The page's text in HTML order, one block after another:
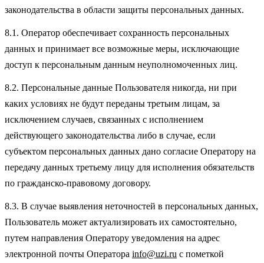
законодательства в области защиты персональных данных.
8.1. Оператор обеспечивает сохранность персональных
данных и принимает все возможные меры, исключающие
доступ к персональным данным неуполномоченных лиц.
8.2. Персональные данные Пользователя никогда, ни при
каких условиях не будут переданы третьим лицам, за
исключением случаев, связанных с исполнением
действующего законодательства либо в случае, если
субъектом персональных данных дано согласие Оператору на
передачу данных третьему лицу для исполнения обязательств
по гражданско-правовому договору.
8.3. В случае выявления неточностей в персональных данных,
Пользователь может актуализировать их самостоятельно,
путем направления Оператору уведомления на адрес
электронной почты Оператора info@uzi.ru с пометкой